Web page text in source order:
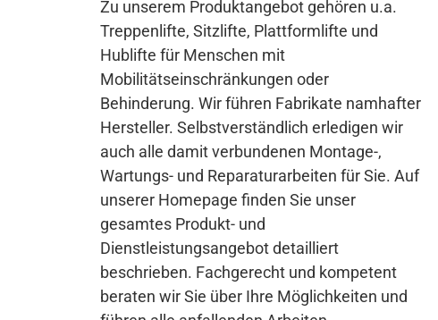
Zu unserem Produktangebot gehören u.a.
Treppenlifte, Sitzlifte, Plattformlifte und
Hublifte für Menschen mit
Mobilitätseinschränkungen oder
Behinderung. Wir führen Fabrikate namhafter
Hersteller. Selbstverständlich erledigen wir
auch alle damit verbundenen Montage-,
Wartungs- und Reparaturarbeiten für Sie. Auf
unserer Homepage finden Sie unser
gesamtes Produkt- und
Dienstleistungsangebot detailliert
beschrieben. Fachgerecht und kompetent
beraten wir Sie über Ihre Möglichkeiten und